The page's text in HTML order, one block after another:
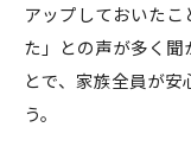
アップしておいた
た」との声が多く
とで、家族全員が
う。